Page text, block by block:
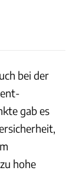
bei der
gab es
hohe